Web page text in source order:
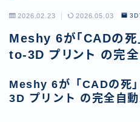
2026.02.23 2026.05.03 3D
Meshy 6が「CADの死
to-3D プリント の完
Meshy 6が「CADの死
3D プリント の完全自